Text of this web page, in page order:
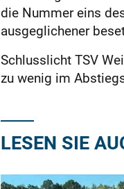
die Nummer eins
ausgeglichener
Schlusslicht TSV
zu wenig im
LESEN SIE